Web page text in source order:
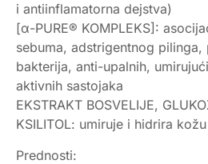
i antiinflamatorna dejstva)
[α-PURE® KOMPLEKS]:
sebuma, adstrigentnog
bakterija, anti-upalnih,
aktivnih sastojaka
EKSTRAKT BOSVELIJE,
KSILITOL: umiruje i hidrira kožu
Prednosti: